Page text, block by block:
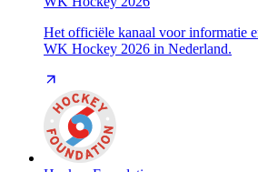
Het officiële kanaal voor informatie
WK Hockey 2026 in Nederland.